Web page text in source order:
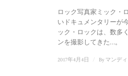
ロック写真家ミック・
いドキュメンタリーが
ック・ロックは、数多
ンを撮影してきた…。
2017年4月4日 By マンデ